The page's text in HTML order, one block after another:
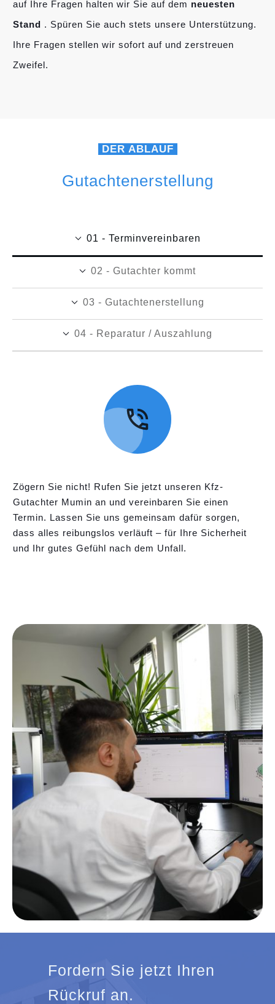
auf Ihre Fragen halten wir Sie auf dem neuesten
Stand . Spüren Sie auch stets unsere Unterstützung.
Ihre Fragen stellen wir sofort auf und zerstreuen
Zweifel.
DER ABLAUF
Gutachtenerstellung
01 - Terminvereinbaren
02 - Gutachter kommt
03 - Gutachtenerstellung
04 - Reparatur / Auszahlung
Zögern Sie nicht! Rufen Sie jetzt unseren Kfz-
Gutachter Mumin an und vereinbaren Sie einen
Termin. Lassen Sie uns gemeinsam dafür sorgen,
dass alles reibungslos verläuft – für Ihre Sicherheit
und Ihr gutes Gefühl nach dem Unfall.
Fordern Sie jetzt Ihren
Rückruf an.